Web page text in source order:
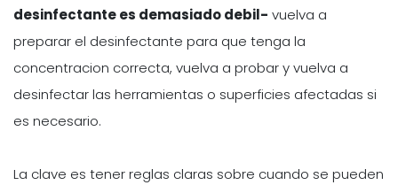
desinfectante es demasiado debil- vuelva a
preparar el desinfectante para que tenga la
concentracion correcta, vuelva a probar y vuelva a
desinfectar las herramientas o superficies afectadas si
es necesario.
La clave es tener reglas claras sobre cuando se pueden